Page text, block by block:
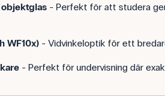
objektglas- Perfekt för att studera
WF10x)- Vidvinkeloptik för ett
- Perfekt för undervisning där